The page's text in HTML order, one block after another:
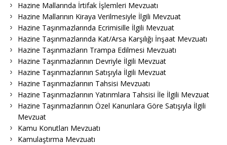
Hazine Mallarında İrtifak İşlemleri Mevzuatı
Hazine Mallarının Kiraya Verilmesiyle İlgili Mevzuat
Hazine Taşınmazlarında Ecrimisille İlgili Mevzuat
Hazine Taşınmazlarında Kat/Arsa Karşılığı İnşaat Mevzuatı
Hazine Taşınmazların Trampa Edilmesi Mevzuatı
Hazine Taşınmazlarının Devriyle İlgili Mevzuat
Hazine Taşınmazlarının Satışıyla İlgili Mevzuat
Hazine Taşınmazlarının Tahsisi Mevzuatı
Hazine Taşınmazlarının Yatırımlara Tahsisi İle İlgili Mevzuat
Hazine Taşınmazlarının Özel Kanunlara Göre Satışıyla İlgili
Mevzuat
Kamu Konutları Mevzuatı
Kamulaştırma Mevzuatı